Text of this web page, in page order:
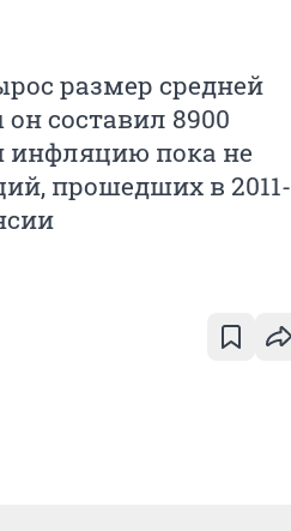
размер средней
составил 8900
инфляцию пока не
прошедших в 2011-